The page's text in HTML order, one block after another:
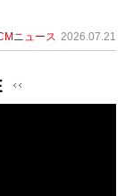
ニュース 2026.07.21